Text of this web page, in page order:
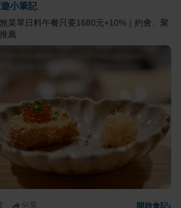
小筆記
菜單日料午餐只要1680元+10%｜約會、聚
薦
分享 開啟食記›